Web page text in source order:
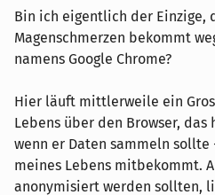
Bin ich eigentlich der Einzige,
Magenschmerzen bekommt
namens Google Chrome?
Hier läuft mittlerweile ein
Lebens über den Browser, das
wenn er Daten sammeln sollte
meines Lebens mitbekommt.
anonymisiert werden sollten,